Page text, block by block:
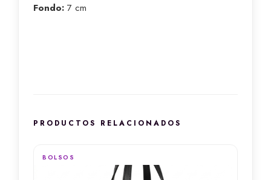
Fondo: 7 cm
PRODUCTOS RELACIONADOS
BOLSOS